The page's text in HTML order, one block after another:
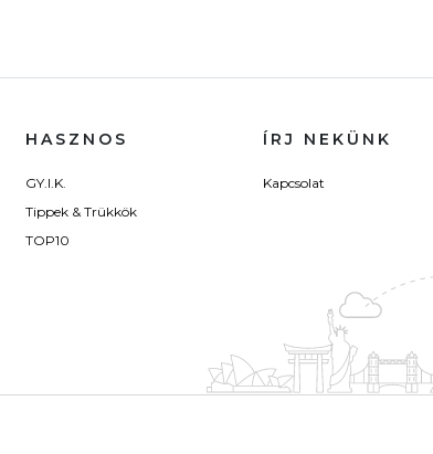
HASZNOS
GY.I.K.
Tippek & Trükkök
TOP10
ÍRJ NEKÜNK
Kapcsolat